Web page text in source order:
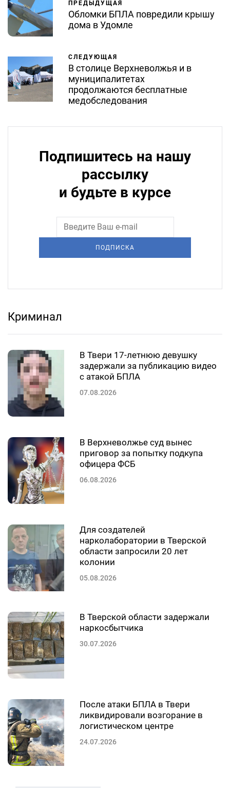
ПРЕДЫДУЩАЯ
Обломки БПЛА повредили крышу
дома в Удомле
СЛЕДУЮЩАЯ
В столице Верхневолжья и в
муниципалитетах
продолжаются бесплатные
медобследования
Подпишитесь на нашу
рассылку
и будьте в курсе
ПОДПИСКА
Криминал
В Твери 17-летнюю девушку
задержали за публикацию видео
с атакой БПЛА
07.08.2026
В Верхневолжье суд вынес
приговор за попытку подкупа
офицера ФСБ
06.08.2026
Для создателей
нарколаборатории в Тверской
области запросили 20 лет
колонии
05.08.2026
В Тверской области задержали
наркосбытчика
30.07.2026
После атаки БПЛА в Твери
ликвидировали возгорание в
логистическом центре
24.07.2026